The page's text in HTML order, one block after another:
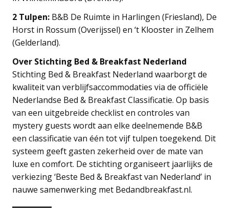
2 Tulpen: B&B De Ruimte in Harlingen (Friesland), De
Horst in Rossum (Overijssel) en ‘t Klooster in Zelhem
(Gelderland).
Over Stichting Bed & Breakfast Nederland
Stichting Bed & Breakfast Nederland waarborgt de
kwaliteit van verblijfsaccommodaties via de officiële
Nederlandse Bed & Breakfast Classificatie. Op basis
van een uitgebreide checklist en controles van
mystery guests wordt aan elke deelnemende B&B
een classificatie van één tot vijf tulpen toegekend. Dit
systeem geeft gasten zekerheid over de mate van
luxe en comfort. De stichting organiseert jaarlijks de
verkiezing ‘Beste Bed & Breakfast van Nederland’ in
nauwe samenwerking met Bedandbreakfast.nl.